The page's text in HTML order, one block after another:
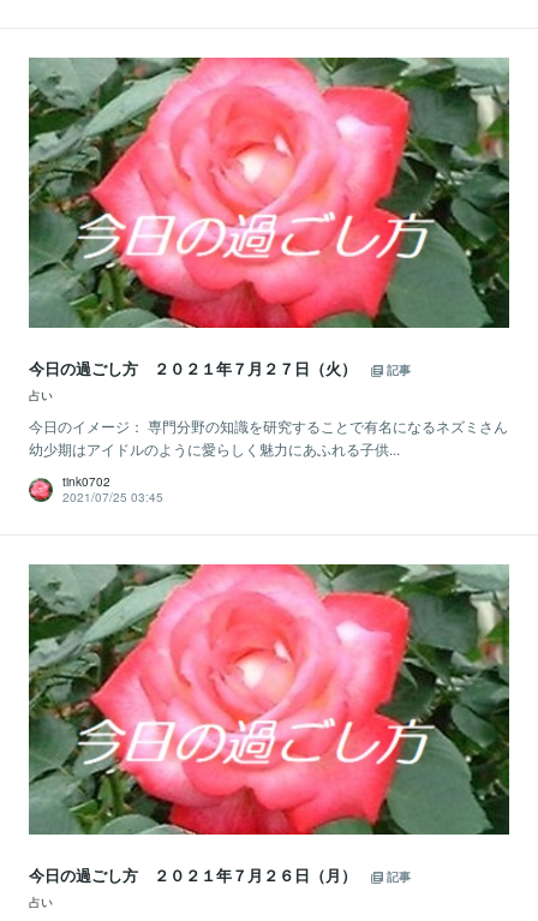
今日の過ごし方 ２０２１年７月２７日（火）
記事
占い
今日のイメージ： 専門分野の知識を研究することで有名になるネズミさん
幼少期はアイドルのように愛らしく魅力にあふれる子供...
tink0702
2021/07/25 03:45
今日の過ごし方 ２０２１年７月２６日（月）
記事
占い